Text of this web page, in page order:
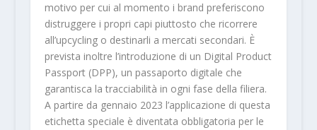
motivo per cui al momento i brand preferiscono
distruggere i propri capi piuttosto che ricorrere
all’upcycling o destinarli a mercati secondari. È
prevista inoltre l’introduzione di un Digital Product
Passport (DPP), un passaporto digitale che
garantisca la tracciabilità in ogni fase della filiera.
A partire da gennaio 2023 l’applicazione di questa
etichetta speciale è diventata obbligatoria per le